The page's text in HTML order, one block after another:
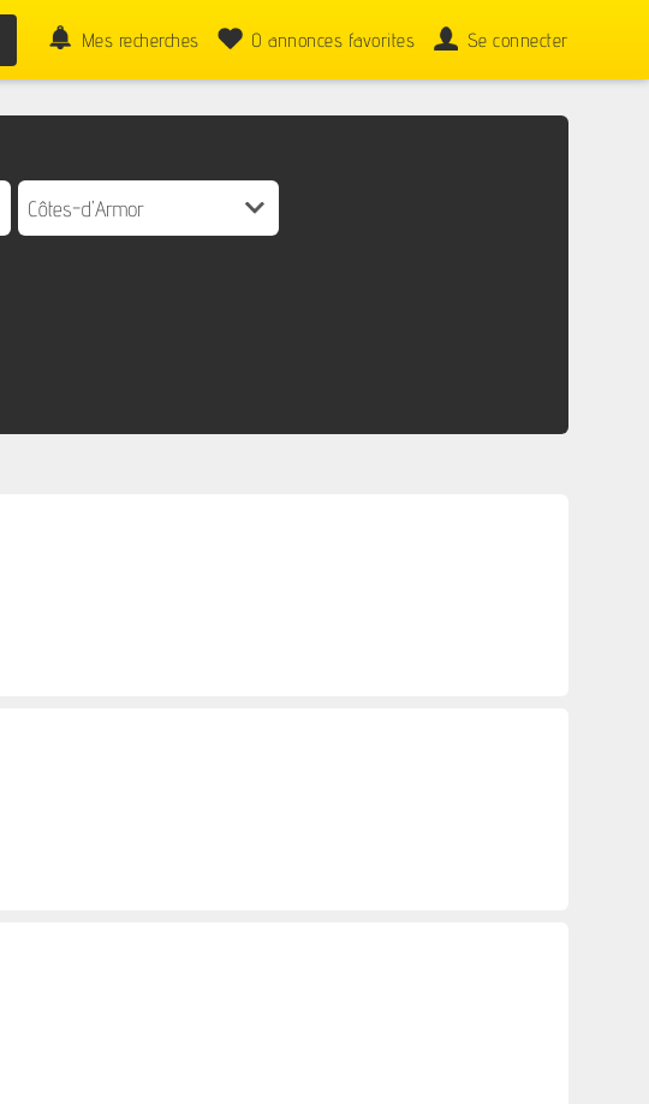
Mes recherches 0 annonces favorites Se connecter